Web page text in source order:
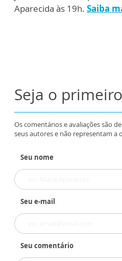
Aparecida às 19h. Saiba
Seja o
Os comentários e avaliações são
seus autores e não representam a
Seu nome
Seu e-mail
Seu comentário